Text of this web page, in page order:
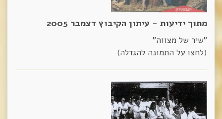
מתוך ידיעות - עיתון הקיבוץ דצמבר 2005
"שיר של מצווה"
(לחצו על התמונה להגדלה)